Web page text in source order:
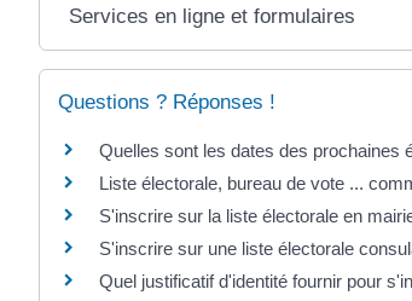
Services en ligne et formulaires
Questions ? Réponses !
Quelles sont les dates des prochaines
Liste électorale, bureau de vote ...
S'inscrire sur la liste électorale en
S'inscrire sur une liste électorale
Quel justificatif d'identité fournir pour